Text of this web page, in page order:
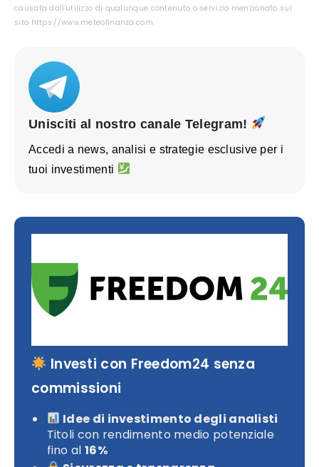
causata dall'utilizzo di qualunque contenuto o servizio menzionato sul
sito https://www.meteofinanza.com.
Unisciti al nostro canale Telegram!
Accedi a news, analisi e strategie esclusive per i
tuoi investimenti
Investi con Freedom24 senza
commissioni
Idee di investimento degli analisti
Titoli con rendimento medio potenziale
fino al 16%